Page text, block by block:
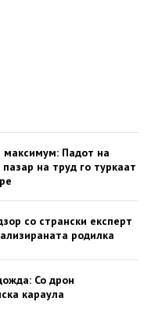
максимум: Падот на
на труд го туркаат
со странски експерт
родилка
Со дрон
караула